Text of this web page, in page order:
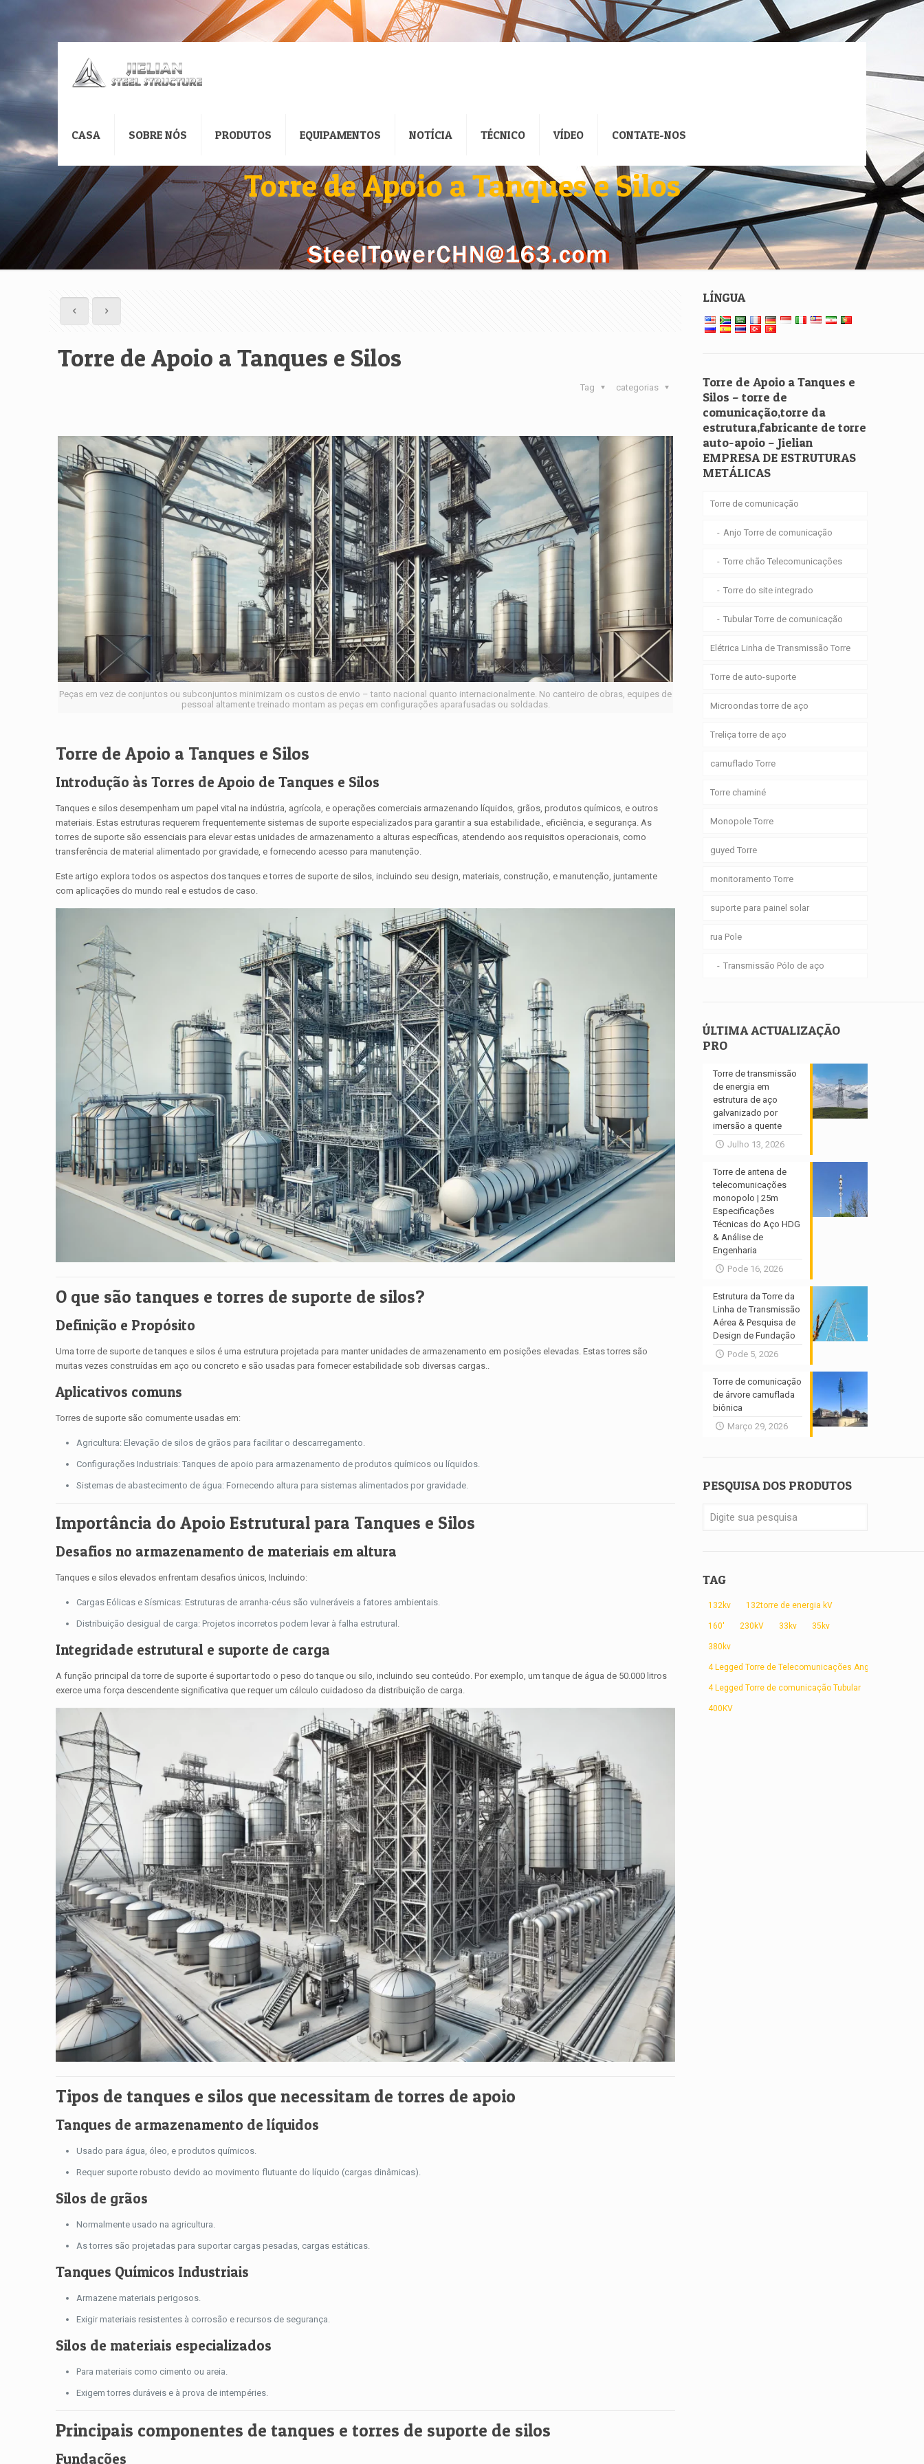
CASA SOBRE NÓS PRODUTOS EQUIPAMENTOS NOTÍCIA TÉCNICO VÍDEO CONTATE-NOS
Torre de Apoio a Tanques e Silos
Torre de Apoio a Tanques e Silos
categorias
Tag
Peças em vez de conjuntos ou subconjuntos minimizam os custos de envio – tanto nacional quanto internacionalmente. No canteiro de obras, equipes de
pessoal altamente treinado montam as peças em configurações aparafusadas ou soldadas.
Torre de Apoio a Tanques e Silos
Introdução às Torres de Apoio de Tanques e Silos
Tanques e silos desempenham um papel vital na indústria, agrícola, e operações comerciais armazenando líquidos, grãos, produtos químicos, e outros
materiais. Estas estruturas requerem frequentemente sistemas de suporte especializados para garantir a sua estabilidade., eficiência, e segurança. As
torres de suporte são essenciais para elevar estas unidades de armazenamento a alturas específicas, atendendo aos requisitos operacionais, como
transferência de material alimentado por gravidade, e fornecendo acesso para manutenção.
Este artigo explora todos os aspectos dos tanques e torres de suporte de silos, incluindo seu design, materiais, construção, e manutenção, juntamente
com aplicações do mundo real e estudos de caso.
O que são tanques e torres de suporte de silos?
Definição e Propósito
Uma torre de suporte de tanques e silos é uma estrutura projetada para manter unidades de armazenamento em posições elevadas. Estas torres são
muitas vezes construídas em aço ou concreto e são usadas para fornecer estabilidade sob diversas cargas..
Aplicativos comuns
Torres de suporte são comumente usadas em:
Agricultura: Elevação de silos de grãos para facilitar o descarregamento.
Configurações Industriais: Tanques de apoio para armazenamento de produtos químicos ou líquidos.
Sistemas de abastecimento de água: Fornecendo altura para sistemas alimentados por gravidade.
Importância do Apoio Estrutural para Tanques e Silos
Desafios no armazenamento de materiais em altura
Tanques e silos elevados enfrentam desafios únicos, Incluindo:
Cargas Eólicas e Sísmicas: Estruturas de arranha-céus são vulneráveis ​​a fatores ambientais.
Distribuição desigual de carga: Projetos incorretos podem levar à falha estrutural.
Integridade estrutural e suporte de carga
A função principal da torre de suporte é suportar todo o peso do tanque ou silo, incluindo seu conteúdo. Por exemplo, um tanque de água de 50.000 litros
exerce uma força descendente significativa que requer um cálculo cuidadoso da distribuição de carga.
Tipos de tanques e silos que necessitam de torres de apoio
Tanques de armazenamento de líquidos
Usado para água, óleo, e produtos químicos.
Requer suporte robusto devido ao movimento flutuante do líquido (cargas dinâmicas).
Silos de grãos
Normalmente usado na agricultura.
As torres são projetadas para suportar cargas pesadas, cargas estáticas.
Tanques Químicos Industriais
Armazene materiais perigosos.
Exigir materiais resistentes à corrosão e recursos de segurança.
Silos de materiais especializados
Para materiais como cimento ou areia.
Exigem torres duráveis ​​e à prova de intempéries.
Principais componentes de tanques e torres de suporte de silos
Fundações
LÍNGUA
Torre de Apoio a Tanques e
Silos – torre de
comunicação,torre da
estrutura,fabricante de torre
auto-apoio – Jielian
EMPRESA DE ESTRUTURAS
METÁLICAS
Torre de comunicação
Anjo Torre de comunicação
Torre chão Telecomunicações
Torre do site integrado
Tubular Torre de comunicação
Elétrica Linha de Transmissão Torre
Torre de auto-suporte
Microondas torre de aço
Treliça torre de aço
camuflado Torre
Torre chaminé
Monopole Torre
guyed Torre
monitoramento Torre
suporte para painel solar
rua Pole
Transmissão Pólo de aço
ÚLTIMA ACTUALIZAÇÃO
PRO
Torre de transmissão
de energia em
estrutura de aço
galvanizado por
imersão a quente
Julho 13, 2026
Torre de antena de
telecomunicações
monopolo | 25m
Especificações
Técnicas do Aço HDG
& Análise de
Engenharia
Pode 16, 2026
Estrutura da Torre da
Linha de Transmissão
Aérea & Pesquisa de
Design de Fundação
Pode 5, 2026
Torre de comunicação
de árvore camuflada
biônica
Março 29, 2026
PESQUISA DOS PRODUTOS
TAG
132kv 132torre de energia kV
160' 230kV 33kv 35kv
380kv
4 Legged Torre de Telecomunicações Angular
4 Legged Torre de comunicação Tubular
400KV